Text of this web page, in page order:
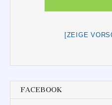
[ZEIGE
FACEBOOK